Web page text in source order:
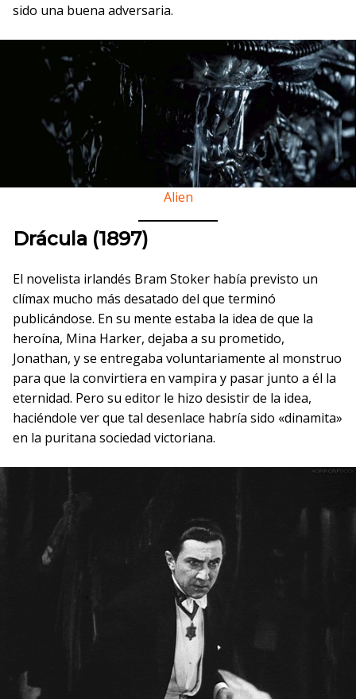
sido una buena adversaria.
Alien
Drácula (1897)
El novelista irlandés Bram Stoker había previsto un
clímax mucho más desatado del que terminó
publicándose. En su mente estaba la idea de que la
heroína, Mina Harker, dejaba a su prometido,
Jonathan, y se entregaba voluntariamente al monstruo
para que la convirtiera en vampira y pasar junto a él la
eternidad. Pero su editor le hizo desistir de la idea,
haciéndole ver que tal desenlace habría sido «dinamita»
en la puritana sociedad victoriana.